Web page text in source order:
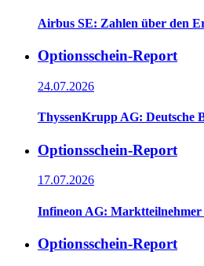
Airbus SE: Zahlen über den
Optionsschein-Report
24.07.2026
ThyssenKrupp AG: Deutsche
Optionsschein-Report
17.07.2026
Infineon AG: Marktteilnehmer
Optionsschein-Report